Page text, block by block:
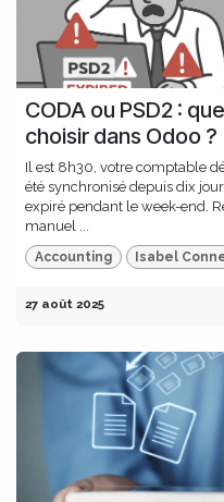
CODA ou PSD2 :
choisir dans Odoo ?
Il est 8h30, votre comptable
été synchronisé depuis dix
expiré pendant le week-end.
manuel ...
Accounting Isabel
27 août 2025